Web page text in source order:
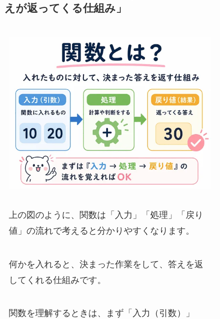
えが返ってくる仕組み」
上の図のように、関数は「入力」「処理」「戻り
値」の流れで考えると分かりやすくなります。
何かを入れると、決まった作業をして、答えを返
してくれる仕組みです。
関数を理解するときは、まず「入力（引数）」